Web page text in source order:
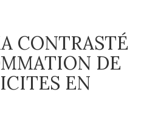
CONTRASTÉ
DE
EN